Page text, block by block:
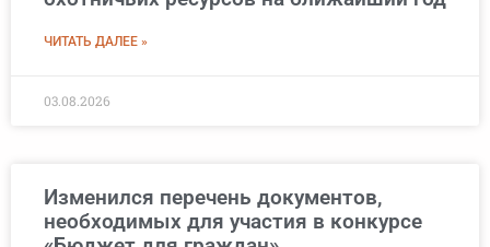
ЧИТАТЬ ДАЛЕЕ »
03.08.2026
Изменился перечень документов,
необходимых для участия в конкурсе